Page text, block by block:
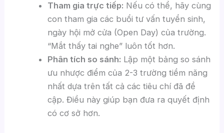
Tham gia trực tiếp: Nếu có thể, hãy cùng
con tham gia các buổi tư vấn tuyển sinh,
ngày hội mở cửa (Open Day) của trường.
“Mắt thấy tai nghe” luôn tốt hơn.
Phân tích so sánh: Lập một bảng so sánh
ưu nhược điểm của 2-3 trường tiềm năng
nhất dựa trên tất cả các tiêu chí đã đề
cập. Điều này giúp bạn đưa ra quyết định
có cơ sở hơn.